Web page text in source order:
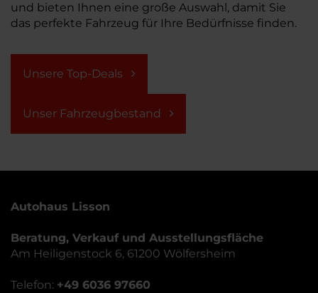
und bieten Ihnen eine große Auswahl, damit Sie
das perfekte Fahrzeug für Ihre Bedürfnisse finden.
Unsere Top-Deals
Unser Fahrzeugbestand
Autohaus Lisson
Beratung, Verkauf und Ausstellungsfläche
Am Heiligenstock 6, 61200 Wölfersheim
Telefon: +49 6036 97660